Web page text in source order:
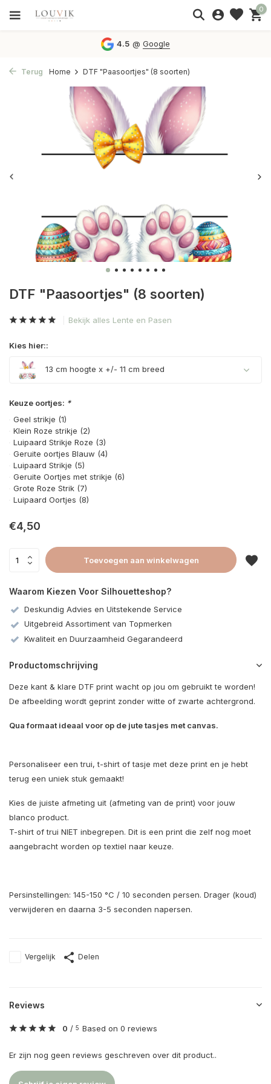
0
4.5 @Google
Terug Home DTF "Paasoortjes" (8 soorten)
DTF "Paasoortjes" (8 soorten)
Bekijk alles Lente en Pasen
Kies hier::
13 cm hoogte x +/- 11 cm breed
Keuze oortjes: *
Geel strikje (1)
Klein Roze strikje (2)
Luipaard Strikje Roze (3)
Geruite oortjes Blauw (4)
Luipaard Strikje (5)
Geruite Oortjes met strikje (6)
Grote Roze Strik (7)
Luipaard Oortjes (8)
€4,50
Toevoegen aan winkelwagen
Waarom Kiezen Voor Silhouetteshop?
Deskundig Advies en Uitstekende Service
Uitgebreid Assortiment van Topmerken
Kwaliteit en Duurzaamheid Gegarandeerd
Productomschrijving
Deze kant & klare DTF print wacht op jou om gebruikt te worden!
De afbeelding wordt geprint zonder witte of zwarte achtergrond.
Qua formaat ideaal voor op de jute tasjes met canvas.
Personaliseer een trui, t-shirt of tasje met deze print en je hebt
terug een uniek stuk gemaakt!
Kies de juiste afmeting uit (afmeting van de print) voor jouw
blanco product.
T-shirt of trui NIET inbegrepen. Dit is een print die zelf nog moet
aangebracht worden op textiel naar keuze.
Persinstellingen: 145-150 °C / 10 seconden persen. Drager (koud)
verwijderen en daarna 3-5 seconden napersen.
Vergelijk Delen
Reviews
0 / 5 Based on 0 reviews
Er zijn nog geen reviews geschreven over dit product..